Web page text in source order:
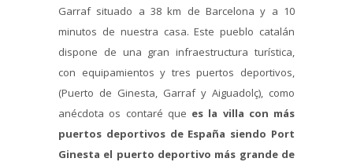
Garraf situado a 38 km de Barcelona y a 10
minutos de nuestra casa. Este pueblo catalán
dispone de una gran infraestructura turística,
con equipamientos y tres puertos deportivos,
(Puerto de Ginesta, Garraf y Aiguadolç), como
anécdota os contaré que es la villa con más
puertos deportivos de España siendo Port
Ginesta el puerto deportivo más grande de